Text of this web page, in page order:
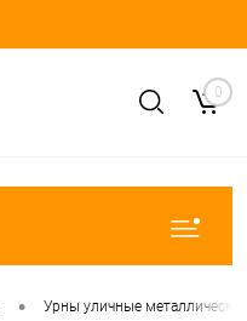
0
• Урны уличные металлические